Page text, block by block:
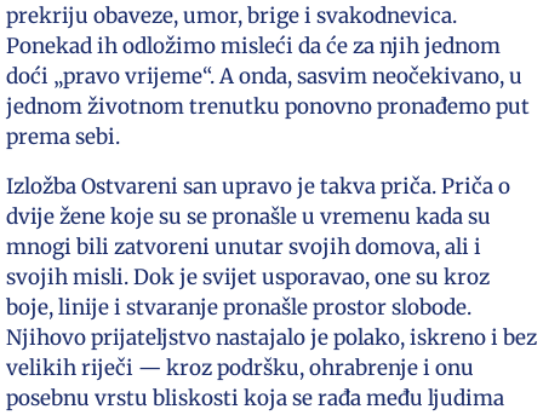
prekriju obaveze, umor, brige i svakodnevica.
Ponekad ih odložimo misleći da će za njih jednom
doći „pravo vrijeme“. A onda, sasvim neočekivano, u
jednom životnom trenutku ponovno pronađemo put
prema sebi.
Izložba Ostvareni san upravo je takva priča. Priča o
dvije žene koje su se pronašle u vremenu kada su
mnogi bili zatvoreni unutar svojih domova, ali i
svojih misli. Dok je svijet usporavao, one su kroz
boje, linije i stvaranje pronašle prostor slobode.
Njihovo prijateljstvo nastajalo je polako, iskreno i bez
velikih riječi — kroz podršku, ohrabrenje i onu
posebnu vrstu bliskosti koja se rađa među ljudima